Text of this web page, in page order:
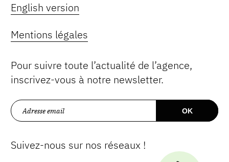
English version
Mentions légales
Pour suivre toute l’actualité de l’agence,
inscrivez-vous à notre newsletter.
Suivez-nous sur nos réseaux !